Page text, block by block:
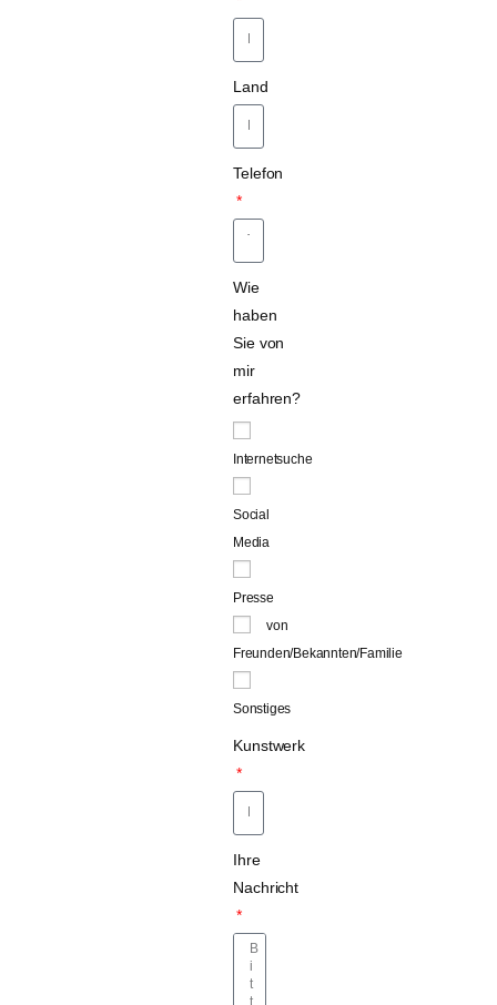
Land
Telefon
Wie
haben
Sie von
mir
erfahren?
Internetsuche
Social
Media
Presse
von
Freunden/Bekannten/Familie
Sonstiges
Kunstwerk
Ihre
Nachricht